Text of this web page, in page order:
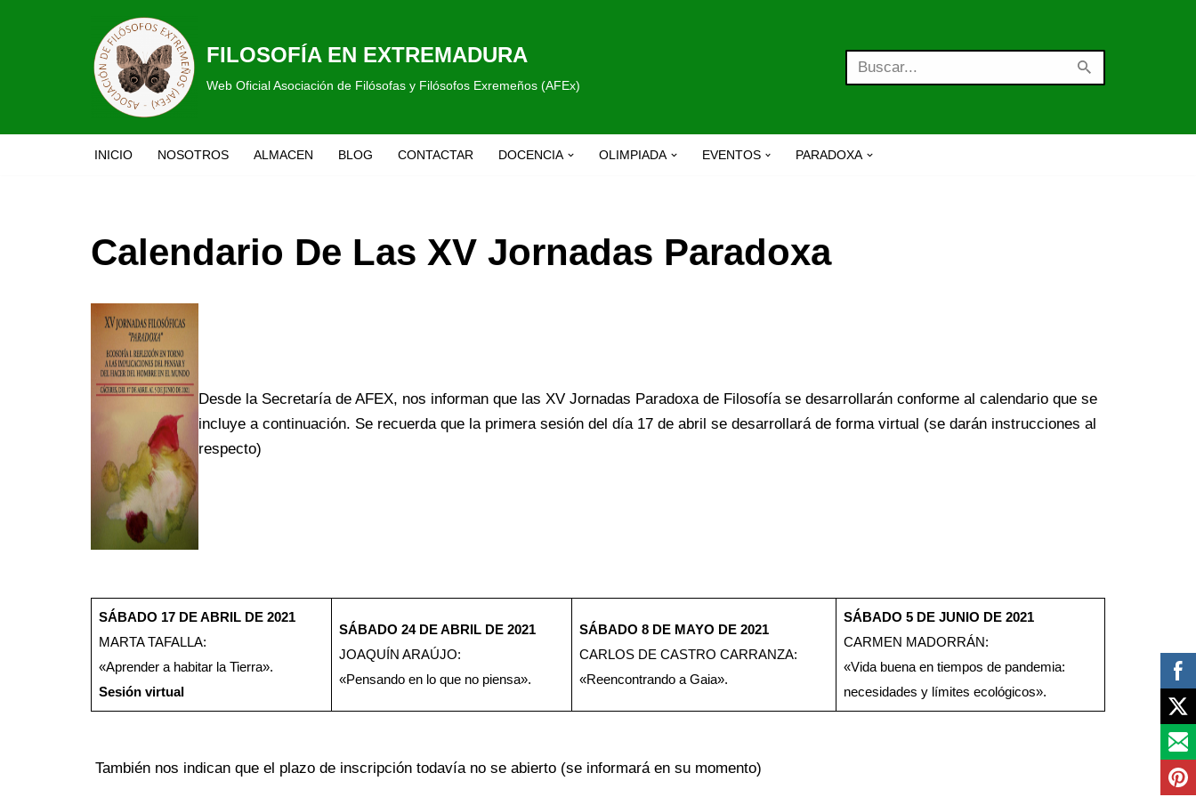
FILOSOFÍA EN EXTREMADURA
Web Oficial Asociación de Filósofas y Filósofos Exremeños (AFEx)
INICIO NOSOTROS ALMACEN BLOG CONTACTAR DOCENCIA OLIMPIADA EVENTOS PARADOXA
Calendario De Las XV Jornadas Paradoxa
Desde la Secretaría de AFEX, nos informan que las XV Jornadas Paradoxa de Filosofía se desarrollarán conforme al calendario que se
incluye a continuación. Se recuerda que la primera sesión del día 17 de abril se desarrollará de forma virtual (se darán instrucciones al
respecto)
SÁBADO 17 DE ABRIL DE 2021
MARTA TAFALLA:
«Aprender a habitar la Tierra».
Sesión virtual
SÁBADO 24 DE ABRIL DE 2021
JOAQUÍN ARAÚJO:
«Pensando en lo que no piensa».
SÁBADO 8 DE MAYO DE 2021
CARLOS DE CASTRO CARRANZA:
«Reencontrando a Gaia».
SÁBADO 5 DE JUNIO DE 2021
CARMEN MADORRÁN:
«Vida buena en tiempos de pandemia:
necesidades y límites ecológicos».
También nos indican que el plazo de inscripción todavía no se abierto (se informará en su momento)